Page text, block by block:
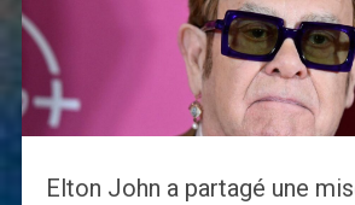
Elton John a partagé une